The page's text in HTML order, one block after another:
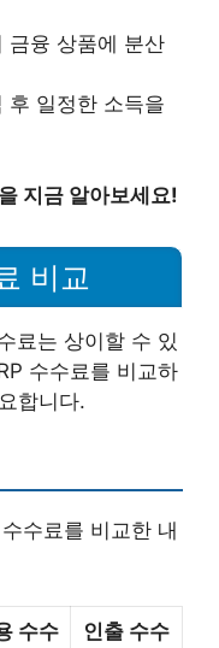
금융 상품에 분산
후 일정한 소득을
지금 알아보세요!
비교
료는 상이할 수 있
수수료를 비교하
합니다.
수료를 비교한 내
수수
인출 수수